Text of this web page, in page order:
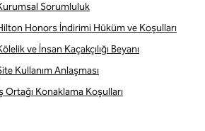
Sorumluluk
Honors İndirimi Hüküm ve Koşulları
ve İnsan Kaçakçılığı Beyanı
Kullanım Anlaşması
Ortağı Konaklama Koşulları